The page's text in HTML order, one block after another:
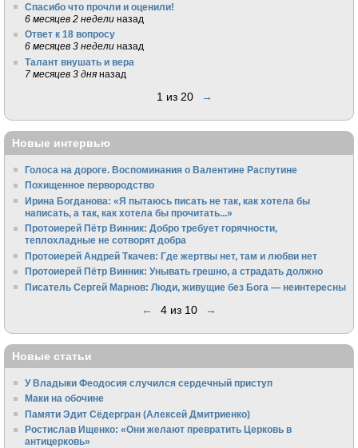
Спасибо что прочли и оценили!
6 месяцев 2 недели назад
Ответ к 18 вопросу
6 месяцев 3 недели назад
Талант внушать и вера
7 месяцев 3 дня назад
1 из 20 →
Новые интервью
Голоса на дороге. Воспоминания о Валентине Распутине
Похищенное первородство
Ирина Богданова: «Я пытаюсь писать не так, как хотела бы
написать, а так, как хотела бы прочитать...»
Протоиерей Пётр Винник: Добро требует горячности,
теплохладные не сотворят добра
Протоиерей Андрей Ткачев: Где жертвы нет, там и любви нет
Протоиерей Пётр Винник: Унывать грешно, а страдать должно
Писатель Сергей Марнов: Люди, живущие без Бога — неинтересны
← 4 из 10 →
Новые статьи
У Владыки Феодосия случился сердечный приступ
Маки на обочине
Памяти Эдит Сёдергран (Алексей Дмитриенко)
Ростислав Ищенко: «Они желают превратить Церковь в
антицерковь»